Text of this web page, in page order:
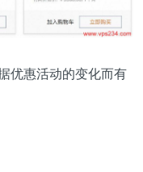
优惠活动的变化而有